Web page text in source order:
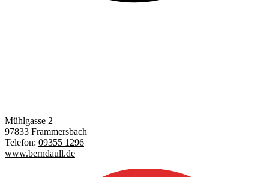
Mühlgasse 2
97833 Frammersbach
Telefon: 09355 1296
www.berndaull.de